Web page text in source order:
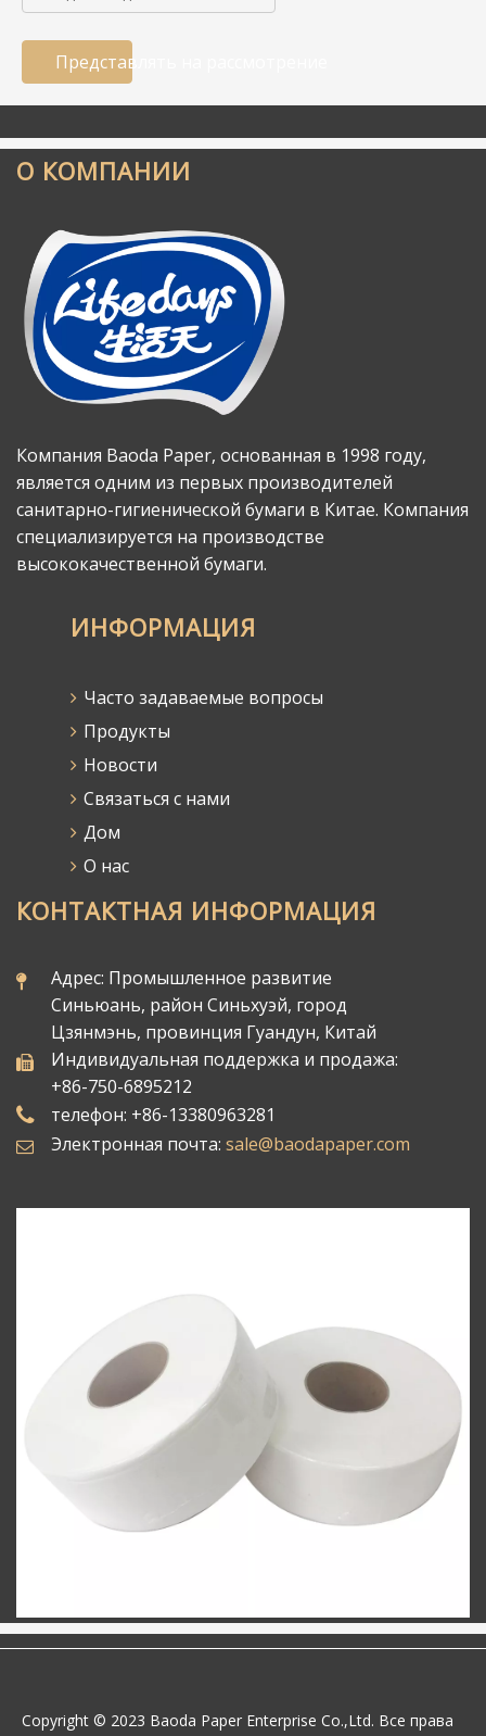
Представлять на рассмотрение
О КОМПАНИИ
Компания Baoda Paper, основанная в 1998 году,
является одним из первых производителей
санитарно-гигиенической бумаги в Китае. Компания
специализируется на производстве
высококачественной бумаги.
ИНФОРМАЦИЯ
Часто задаваемые вопросы
Продукты
Новости
Связаться с нами
Дом
О нас
КОНТАКТНАЯ ИНФОРМАЦИЯ
Адрес: Промышленное развитие
Синьюань, район Синьхуэй, город
Цзянмэнь, провинция Гуандун, Китай
Индивидуальная поддержка и продажа:
+86-750-6895212
телефон: +86-13380963281
Электронная почта: sale@baodapaper.com​​​​​​
Copyright © 2023 Baoda Paper Enterprise Co.,Ltd. Все права